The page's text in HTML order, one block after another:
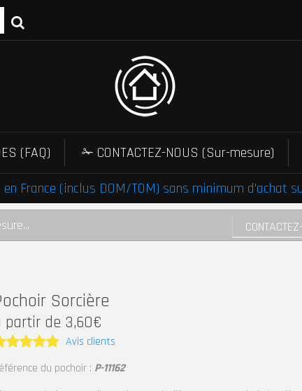
(FAQ)
✁ CONTACTEZ-NOUS (Sur-mesure)
en France (inclus DOM/TOM) sans minimum d'achat
Sorcière
partir de 3,60€
5
Avis clients
du pochoir : P-11162